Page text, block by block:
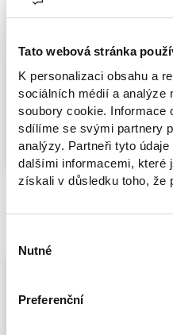
Tato webová stránka
K personalizaci obsahu a
sociálních médií a analýze
soubory cookie. Informace
sdílíme se svými partnery
analýzy. Partneři tyto
dalšími informacemi, které
získali v důsledku toho, že
souhlasu
Nutné
Preferenční
člověka o výlučném
„běžných“ odlišuje
autor totiž bojoval ve
voják Wehrmachtu.